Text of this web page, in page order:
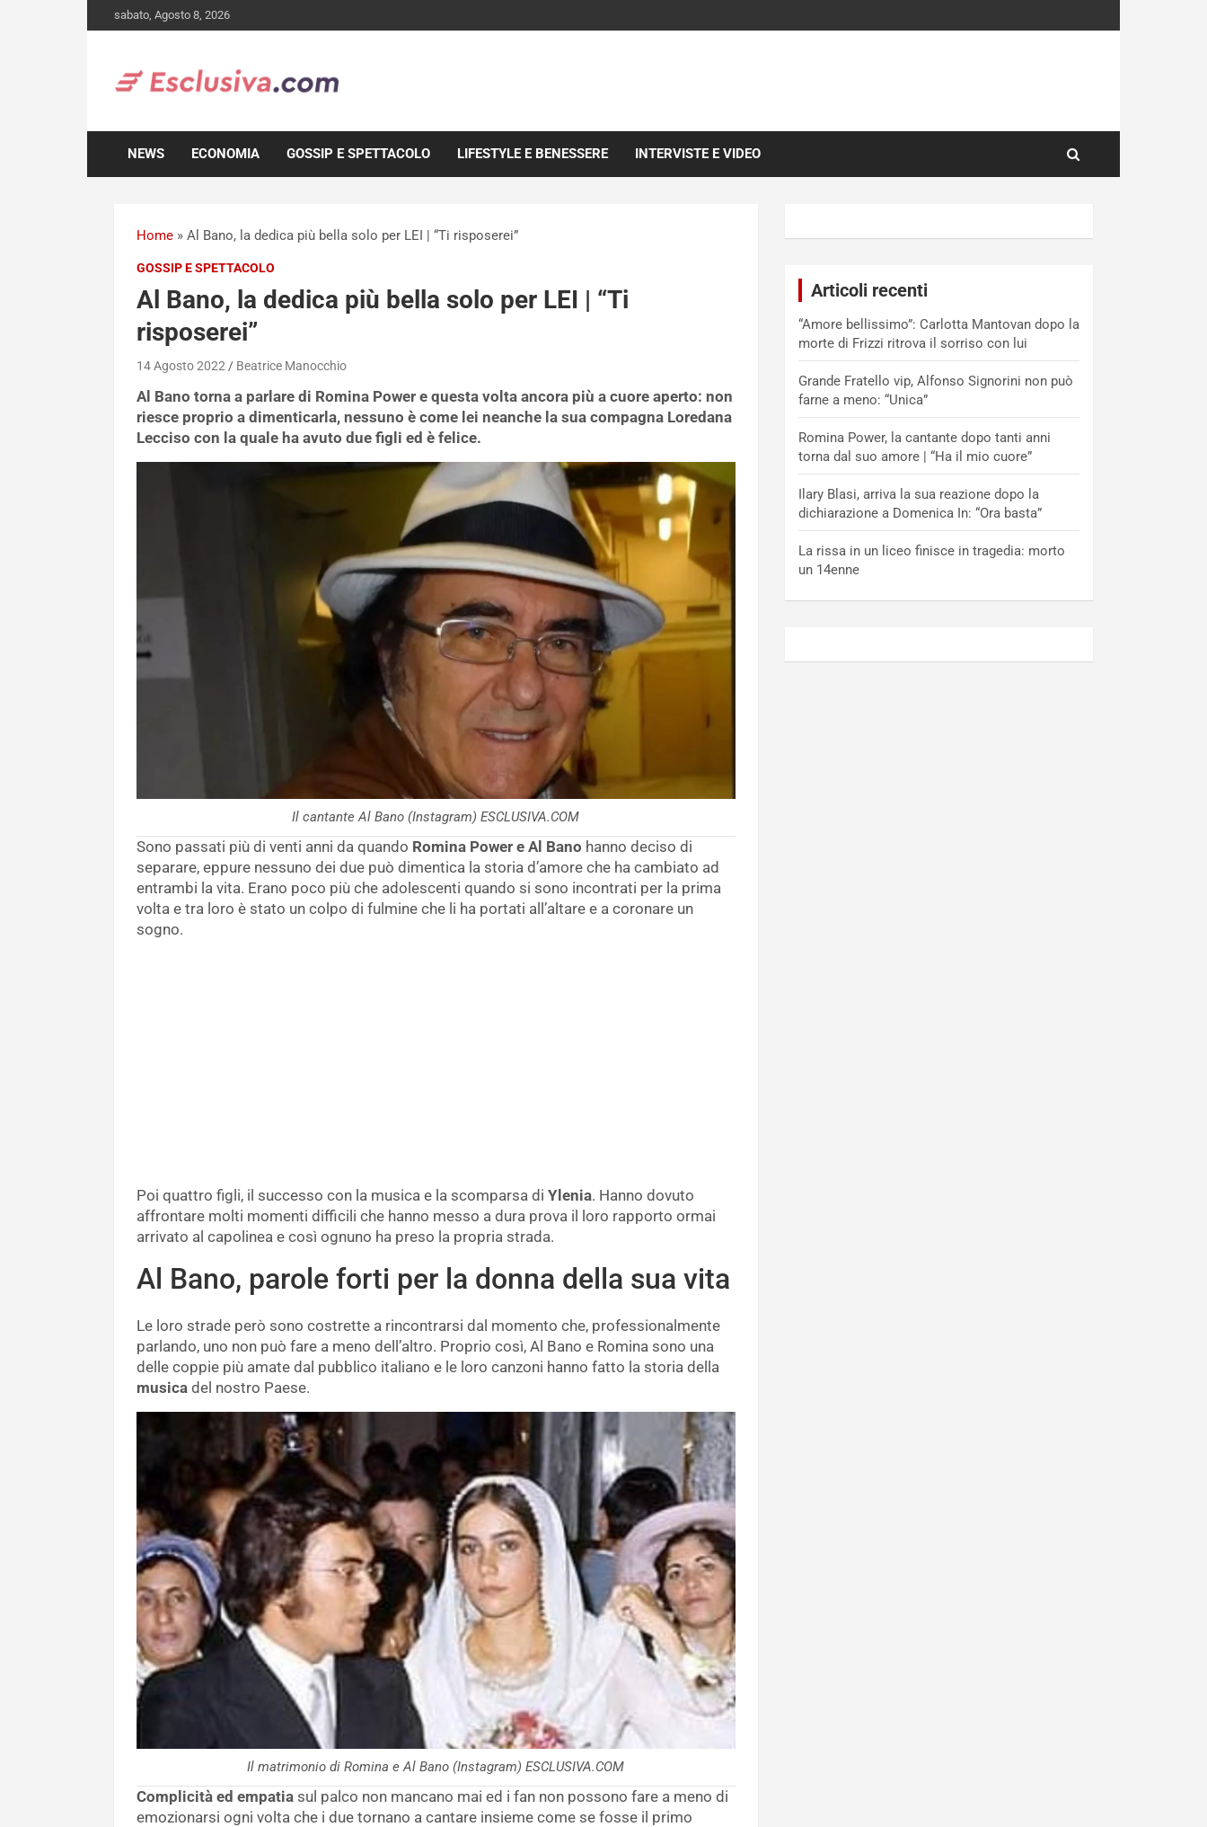
to
sabato, Agosto 8, 2026
NEWS ECONOMIA GOSSIP E SPETTACOLO LIFESTYLE E BENESSERE INTERVISTE E VIDEO
Home » Al Bano, la dedica più bella solo per LEI | “Ti risposerei”
GOSSIP E SPETTACOLO
Al Bano, la dedica più bella solo per LEI | “Ti
risposerei”
14 Agosto 2022 Beatrice Manocchio
Al Bano torna a parlare di Romina Power e questa volta ancora più a cuore aperto: non
riesce proprio a dimenticarla, nessuno è come lei neanche la sua compagna Loredana
Lecciso con la quale ha avuto due figli ed è felice.
Il cantante Al Bano (Instagram) ESCLUSIVA.COM
Sono passati più di venti anni da quando Romina Power e Al Bano hanno deciso di
separare, eppure nessuno dei due può dimentica la storia d’amore che ha cambiato ad
entrambi la vita. Erano poco più che adolescenti quando si sono incontrati per la prima
volta e tra loro è stato un colpo di fulmine che li ha portati all’altare e a coronare un
sogno.
Poi quattro figli, il successo con la musica e la scomparsa di Ylenia. Hanno dovuto
affrontare molti momenti difficili che hanno messo a dura prova il loro rapporto ormai
arrivato al capolinea e così ognuno ha preso la propria strada.
Al Bano, parole forti per la donna della sua vita
Le loro strade però sono costrette a rincontrarsi dal momento che, professionalmente
parlando, uno non può fare a meno dell’altro. Proprio così, Al Bano e Romina sono una
delle coppie più amate dal pubblico italiano e le loro canzoni hanno fatto la storia della
musica del nostro Paese.
Il matrimonio di Romina e Al Bano (Instagram) ESCLUSIVA.COM
Complicità ed empatia sul palco non mancano mai ed i fan non possono fare a meno di
emozionarsi ogni volta che i due tornano a cantare insieme come se fosse il primo
Articoli recenti
“Amore bellissimo”: Carlotta Mantovan dopo la
morte di Frizzi ritrova il sorriso con lui
Grande Fratello vip, Alfonso Signorini non può
farne a meno: “Unica”
Romina Power, la cantante dopo tanti anni
torna dal suo amore | “Ha il mio cuore”
Ilary Blasi, arriva la sua reazione dopo la
dichiarazione a Domenica In: “Ora basta”
La rissa in un liceo finisce in tragedia: morto
un 14enne